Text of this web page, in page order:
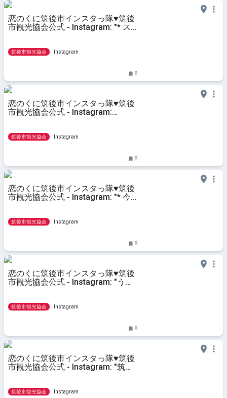
恋のくに筑後市インスタっ隊♥筑後
市観光協会公式 - Instagram: "* ス
門神社では大きな樟の間から降り注
筑後市観光協会 Instagram
8
恋のくに筑後市インスタっ隊♥筑後
市観光協会公式 - Instagram:
バイキング、行ってきました✨ お
筑後市観光協会 Instagram
8
恋のくに筑後市インスタっ隊♥筑後
市観光協会公式 - Instagram: "* 今
屋鉱泉足湯めぐりスタンプラリー」
筑後市観光協会 Instagram
8
恋のくに筑後市インスタっ隊♥筑後
市観光協会公式 - Instagram: "うど
営業を終了します。 オープンから
筑後市観光協会 Instagram
8
恋のくに筑後市インスタっ隊♥筑後
市観光協会公式 - Instagram: "筑後
オブジェ「カーボンハット」近くの
筑後市観光協会 Instagram